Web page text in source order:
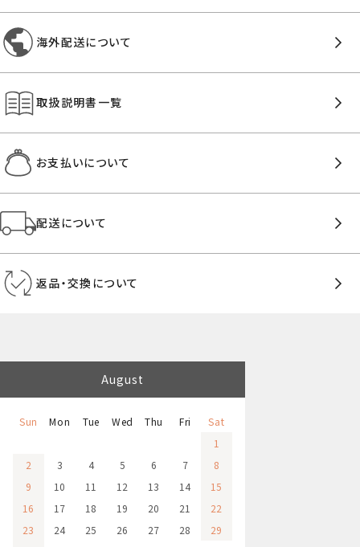
海外配送について
取扱説明書一覧
お支払いについて
配送について
返品・交換について
August
Sun Mon Tue Wed Thu Fri
Sat
1
2
3 4 5 6 7
8
9
10 11 12 13 14
15
16
17 18 19 20 21
22
23
24 25 26 27 28
29